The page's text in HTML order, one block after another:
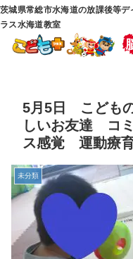
茨城県常総市水海道の放課後等
ラス水海道教室
5月5日 こども
しいお友達 コ
ス感覚 運動療
未分類